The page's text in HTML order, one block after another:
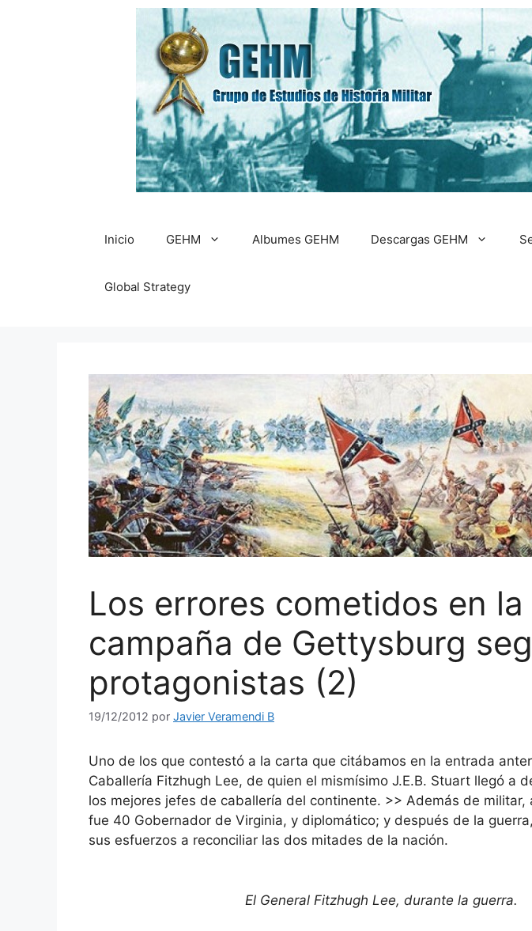
Inicio GEHM Albumes GEHM Descargas GEHM
Global Strategy
Los errores cometidos en la
campaña de Gettysburg
protagonistas (2)
19/12/2012 por Javier Veramendi B
Uno de los que contestó a la carta que citábamos en la entrada
Caballería Fitzhugh Lee, de quien el mismísimo J.E.B. Stuart llegó a
los mejores jefes de caballería del continente. >> Además de militar,
fue 40 Gobernador de Virginia, y diplomático; y después de la
sus esfuerzos a reconciliar las dos mitades de la nación.
El General Fitzhugh Lee, durante la guerra.